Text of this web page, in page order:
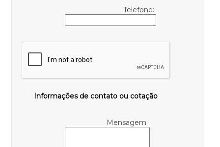
Telefone:
Informações de contato ou cotação
Mensagem: